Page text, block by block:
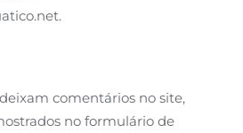
comentários no site,
no formulário de